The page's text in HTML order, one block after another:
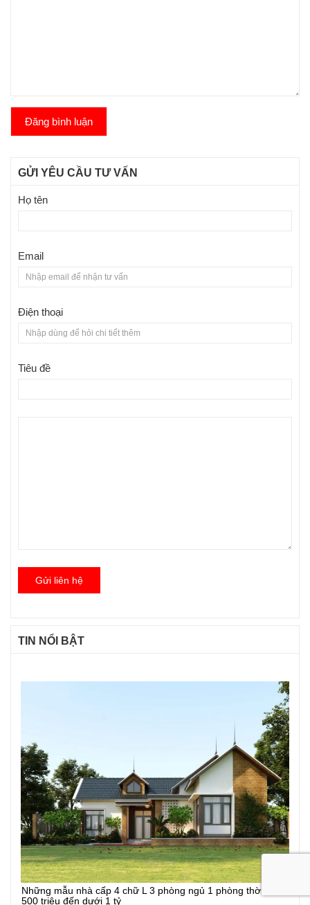
Đăng bình luận
GỬI YÊU CẦU TƯ VẤN
Họ tên
Email
Điện thoại
Tiêu đề
Gửi liên hệ
TIN NỔI BẬT
Những mẫu nhà cấp 4 chữ L 3 phòng ngủ 1 phòng thờ từ
500 triệu đến dưới 1 tỷ